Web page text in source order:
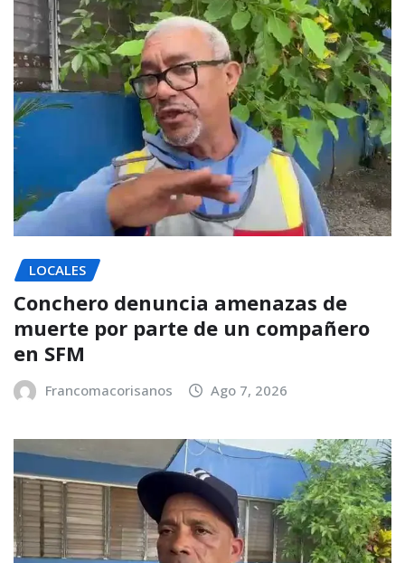
LOCALES
Conchero denuncia amenazas de
muerte por parte de un compañero
en SFM
Francomacorisanos Ago 7, 2026